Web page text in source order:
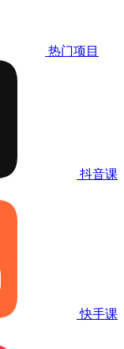
热门项目
抖音课
快手课